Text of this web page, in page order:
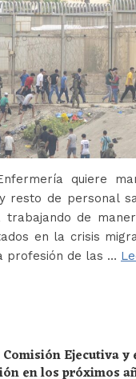
quiere
resto de personal
trabajando de
en la crisis
profesión de las …
Comisión Ejecutiva
en los próximos